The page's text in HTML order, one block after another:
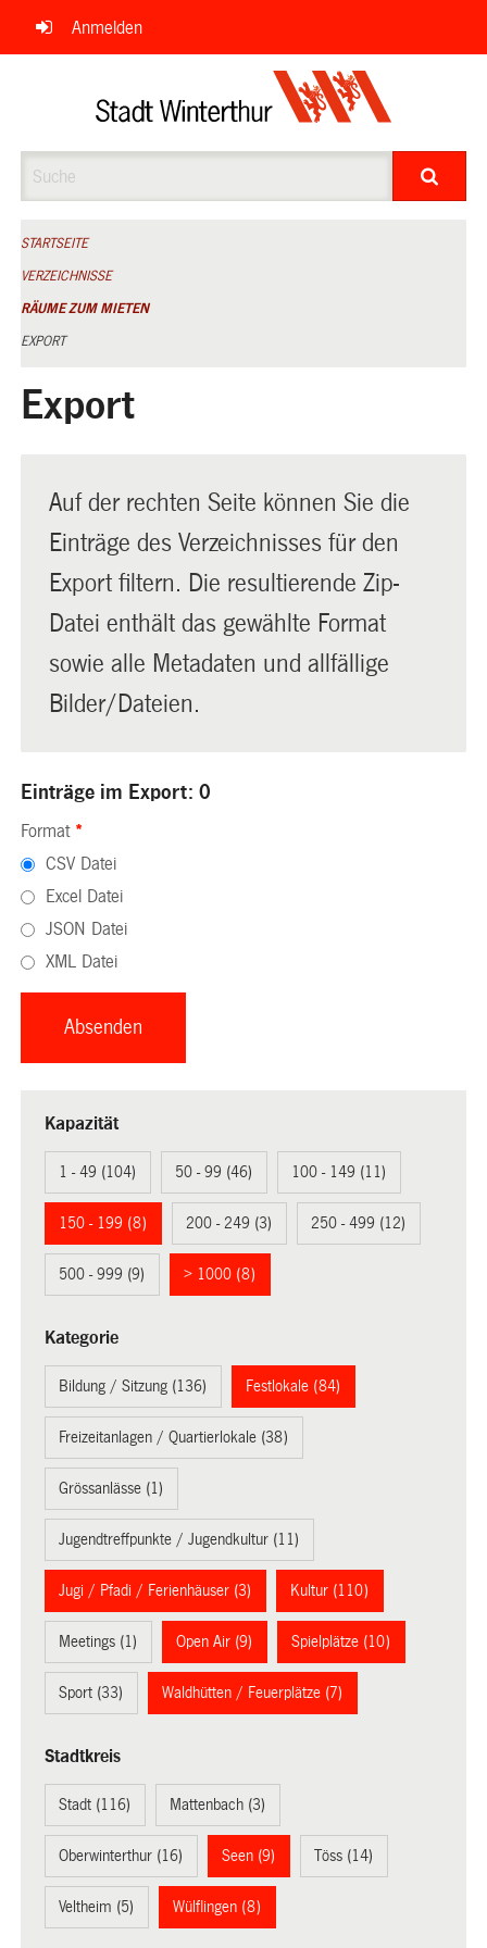
Navigation
überspringen
Anmelden
STARTSEITE
VERZEICHNISSE
RÄUME ZUM MIETEN
EXPORT
Export
Auf der rechten Seite können Sie die
Einträge des Verzeichnisses für den
Export filtern. Die resultierende Zip-
Datei enthält das gewählte Format
sowie alle Metadaten und allfällige
Bilder/Dateien.
Einträge im Export: 0
Format *
CSV Datei
Excel Datei
JSON Datei
XML Datei
Kapazität
1 - 49 (104) 50 - 99 (46) 100 - 149 (11)
150 - 199 (8) 200 - 249 (3) 250 - 499 (12)
500 - 999 (9) > 1000 (8)
Kategorie
Bildung / Sitzung (136) Festlokale (84)
Freizeitanlagen / Quartierlokale (38)
Grössanlässe (1)
Jugendtreffpunkte / Jugendkultur (11)
Jugi / Pfadi / Ferienhäuser (3) Kultur (110)
Meetings (1) Open Air (9) Spielplätze (10)
Sport (33) Waldhütten / Feuerplätze (7)
Stadtkreis
Stadt (116) Mattenbach (3)
Oberwinterthur (16) Seen (9) Töss (14)
Veltheim (5) Wülflingen (8)